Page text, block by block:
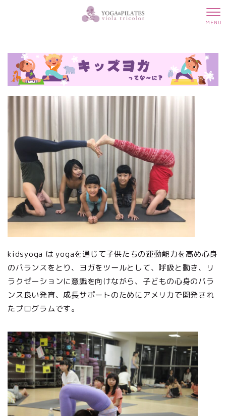
MENU
kidsyoga は yogaを通じて子供たちの運動能力を高め心身
のバランスをとり、ヨガをツールとして、呼吸と動き、リ
ラクゼーションに意識を向けながら、子どもの心身のバラ
ンス良い発育、成長サポートのためにアメリカで開発され
たプログラムです。